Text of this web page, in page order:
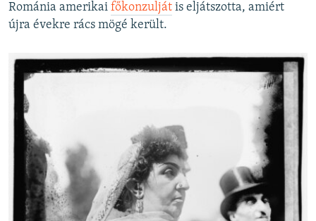
Románia amerikai főkonzulját is eljátszotta, amiért
újra évekre rács mögé került.